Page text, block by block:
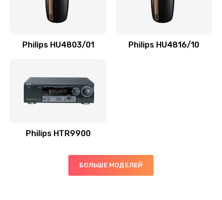
Замена микросхемы NFC
Ремонт или замена флоуметра
Замена сальников
2000 руб.
Philips HU4803/01 Philips HU4816/10
Philips HTR9900
БОЛЬШЕ МОДЕЛЕЙ